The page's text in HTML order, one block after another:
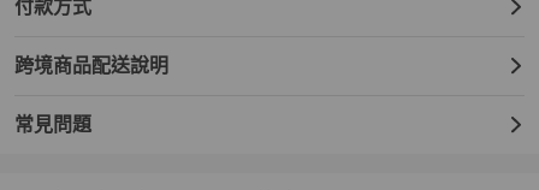
付款方式
跨境商品配送說明
常見問題